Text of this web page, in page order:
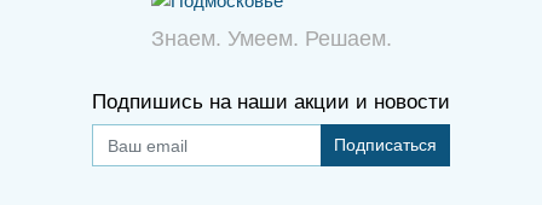
Знаем. Умеем. Решаем.
Подпишись на наши акции и новости
Подписаться